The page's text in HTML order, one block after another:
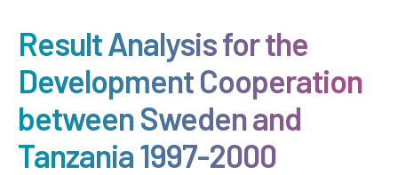
Result Analysis for the
Development Cooperation
between Sweden and
Tanzania 1997-2000